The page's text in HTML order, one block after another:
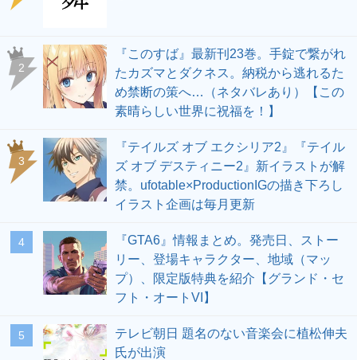
2
『このすば』最新刊23巻。手錠で繋がれ
たカズマとダクネス。納税から逃れるた
め禁断の策へ…（ネタバレあり）【この
素晴らしい世界に祝福を！】
3
『テイルズ オブ エクシリア2』『テイル
ズ オブ デスティニー2』新イラストが解
禁。ufotable×ProductionIGの描き下ろし
イラスト企画は毎月更新
4
『GTA6』情報まとめ。発売日、ストー
リー、登場キャラクター、地域（マッ
プ）、限定版特典を紹介【グランド・セ
フト・オートVI】
5
テレビ朝日 題名のない音楽会に植松伸夫
氏が出演